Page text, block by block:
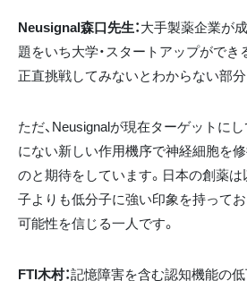
Neusignal森口先生：大手製薬企業が
題をいち大学・スタートアップができ
正直挑戦してみないとわからない部分
ただ、Neusignalが現在ターゲットに
にない新しい作用機序で神経細胞を
のと期待をしています。日本の創薬
子よりも低分子に強い印象を持って
可能性を信じる一人です。
FTI木村：記憶障害を含む認知機能の